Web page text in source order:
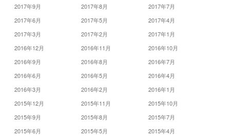
2017年9月
2017年8月
2017年7月
2017年6月
2017年5月
2017年4月
2017年3月
2017年2月
2017年1月
2016年12月
2016年11月
2016年10月
2016年9月
2016年8月
2016年7月
2016年6月
2016年5月
2016年4月
2016年3月
2016年2月
2016年1月
2015年12月
2015年11月
2015年10月
2015年9月
2015年8月
2015年7月
2015年6月
2015年5月
2015年4月